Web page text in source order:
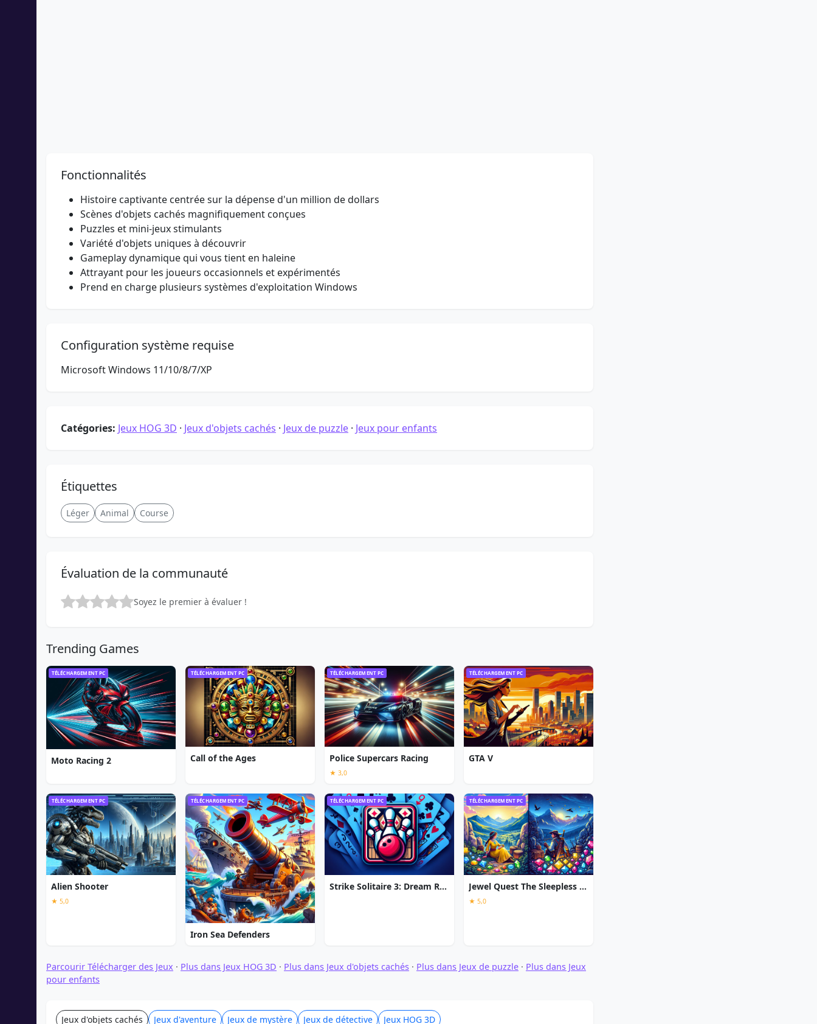
Fonctionnalités
Histoire captivante centrée sur la dépense d'un million de dollars
Scènes d'objets cachés magnifiquement conçues
Puzzles et mini-jeux stimulants
Variété d'objets uniques à découvrir
Gameplay dynamique qui vous tient en haleine
Attrayant pour les joueurs occasionnels et expérimentés
Prend en charge plusieurs systèmes d'exploitation Windows
Configuration système requise
Microsoft Windows 11/10/8/7/XP
Catégories: Jeux HOG 3D · Jeux d'objets cachés · Jeux de puzzle · Jeux pour enfants
Étiquettes
Léger Animal Course
Évaluation de la communauté
Soyez le premier à évaluer !
Trending Games
TÉLÉCHARGEMENT PC
Moto Racing 2
TÉLÉCHARGEMENT PC
Call of the Ages
TÉLÉCHARGEMENT PC
Police Supercars Racing
★ 3,0
TÉLÉCHARGEMENT PC
GTA V
TÉLÉCHARGEMENT PC
Alien Shooter
★ 5,0
TÉLÉCHARGEMENT PC
Iron Sea Defenders
TÉLÉCHARGEMENT PC
Strike Solitaire 3: Dream Resort
TÉLÉCHARGEMENT PC
Jewel Quest The Sleepless Star
★ 5,0
Parcourir Télécharger des Jeux · Plus dans Jeux HOG 3D · Plus dans Jeux d'objets cachés · Plus dans Jeux de puzzle · Plus dans Jeux
pour enfants
Jeux d'objets cachés Jeux d'aventure Jeux de mystère Jeux de détective Jeux HOG 3D